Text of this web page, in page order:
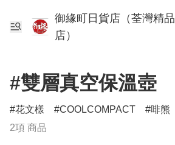
御緣町日貨店（荃灣精品
店）
#雙層真空保溫壺
花文樣 COOLCOMPACT 啡熊
2項 商品